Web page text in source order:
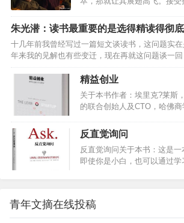
利策奖。…
父，孝不比兄，苦不责妻，气
讲的什么故事？上世纪六十年
市“光字片”区居住着周姓一家
加“大三线”建设，长子周秉义
批下乡知青，长女周蓉追随
村，周家只留下周秉昆与周母
的岁月里周家人的命运与时
秉义大学毕业后从政，在大刀
朱光潜：读书最重要的是选得精读得彻底
十几年前我曾经写过一篇短文谈读书，这问题实
年来我的见解也有些变迁，现在再就这问题谈一
有未尽的话略加补充。学问不只是读书，而读书
途径。因为学问不仅是个人的事而是全人类的事，
阶段，是全人类分工努力日积月累所得到的成就
没，就全靠有书籍记载流传下来。书籍是过去人类
也可以说是人类文化学术前进轨迹上的里程碑。我
术求前进，必定根据过去人类已得到成就做出发
已得的…
精益创业
关于本书作者：埃里克?莱斯
的联合创始人及CTO，哈佛
报》、《哈佛商业评论》、《
媒体广泛报道。他还为多家新
风险投资公司提供商业及产品
务。 关于本书：《精益创业
习中，以最小的成本和有效的
合用户需求，灵活调整方向。
反直觉询问
反直觉询问关于本书：这是一
即使你是小白，也可以通过
给23个不同行业领域提供咨询
经验自创的一套法则，是作
青年文摘在线投稿